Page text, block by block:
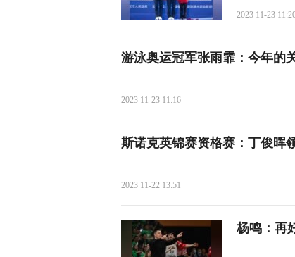
2023 11-23
游泳奥运冠军张雨霏：今年的
2023 11-23 11:16
斯诺克英锦赛资格赛：丁俊晖
2023 11-22 13:51
杨鸣：再